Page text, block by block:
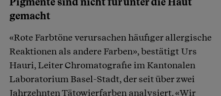
gemacht
«Rote Farbtöne verursachen häufiger allergische
Reaktionen als andere Farben», bestätigt Urs
Hauri, Leiter Chromatografie im Kantonalen
Laboratorium Basel-Stadt, der seit über zwei
Jahrzehnten Tätowierfarben analysiert. «Wir